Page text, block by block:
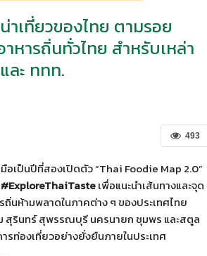
าเที่ยวของไทย ตามรอย
หารถิ่นทั่วไทย สำหรับเหล่า
ละ ททท.
493
อเป็นปีที่สองเปิดตัว “Thai Foodie Map 2.0”
#ExploreThaiTasteเพื่อแนะนำเส้นทางและจุด
นห้ามพลาดในภาคต่าง ๆ ของประเทศไทย
สุรินทร์ สุพรรณบุรี นครนายก ชุมพร และสตูล
รท่องเที่ยวอย่างยั่งยืนภายในประเทศ